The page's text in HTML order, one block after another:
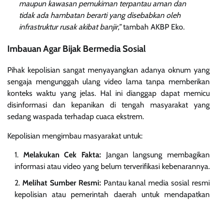
maupun kawasan pemukiman terpantau aman dan
tidak ada hambatan berarti yang disebabkan oleh
infrastruktur rusak akibat banjir,”tambah AKBP Eko.
Imbauan Agar Bijak Bermedia Sosial
Pihak kepolisian sangat menyayangkan adanya oknum yang
sengaja mengunggah ulang video lama tanpa memberikan
konteks waktu yang jelas. Hal ini dianggap dapat memicu
disinformasi dan kepanikan di tengah masyarakat yang
sedang waspada terhadap cuaca ekstrem.
Kepolisian mengimbau masyarakat untuk:
Melakukan Cek Fakta: Jangan langsung membagikan
informasi atau video yang belum terverifikasi kebenarannya.
Melihat Sumber Resmi: Pantau kanal media sosial resmi
kepolisian atau pemerintah daerah untuk mendapatkan